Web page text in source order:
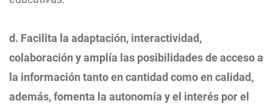
d. Facilita la adaptación, interactividad,
colaboración y amplía las posibilidades de acceso a
la información tanto en cantidad como en calidad,
además, fomenta la autonomía y el interés por el